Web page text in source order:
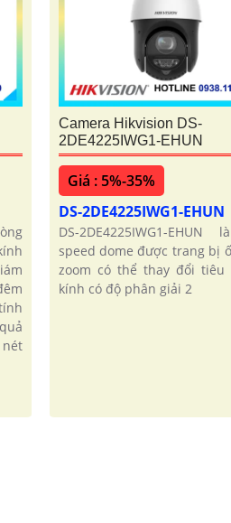
Camera Hikvision DS-
2DE4225IWG1-EHUN
Giá : 5%-35%
DS-2DE4225IWG1-EHUN
DS-2DE4225IWG1-EHUN
speed dome được trang bị
zoom có thể thay đổi tiêu
kính có độ phân giải 2